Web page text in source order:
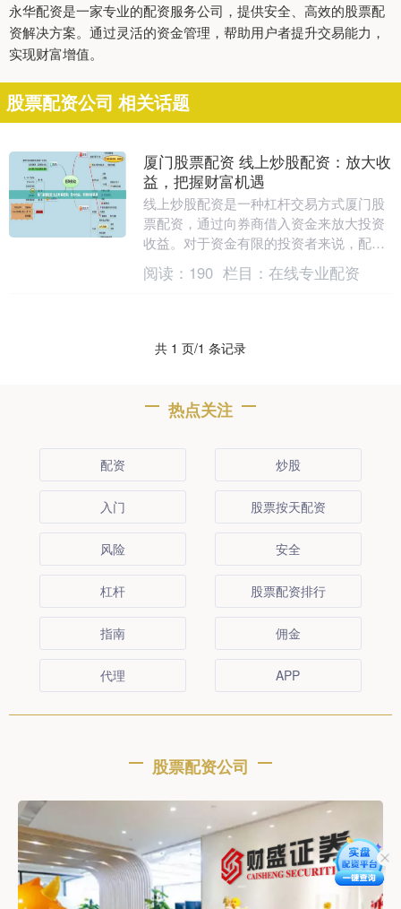
永华配资是一家专业的配资服务公司，提供安全、高效的股票配
资解决方案。通过灵活的资金管理，帮助用户者提升交易能力，
实现财富增值。
股票配资公司 相关话题
厦门股票配资 线上炒股配资：放大收
益，把握财富机遇
线上炒股配资是一种杠杆交易方式厦门股
票配资，通过向券商借入资金来放大投资
收益。对于资金有限的投资者来说，配资
可以提供一个杠杆，帮助他们抓住市场机
遇，实现财富增值....
阅读： 190 栏目： 在线专业配资
共 1 页/1 条记录
热点关注
配资 炒股
入门 股票按天配资
风险 安全
杠杆 股票配资排行
指南 佣金
代理 APP
股票配资公司